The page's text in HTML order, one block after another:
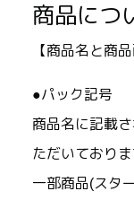
商品につ
【商品名と商
●パック記号
商品名に記載
ただいておりま
一部商品(スタ